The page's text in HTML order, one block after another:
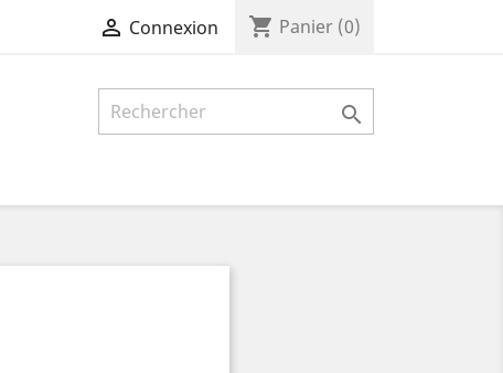
 Connexion shopping_cart Panier (0)
